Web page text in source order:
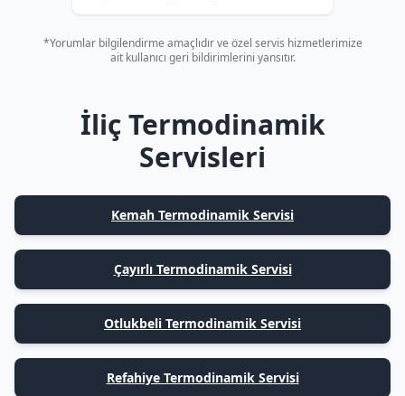
*Yorumlar bilgilendirme amaçlıdır ve özel servis hizmetlerimize
ait kullanıcı geri bildirimlerini yansıtır.
İliç Termodinamik
Servisleri
Kemah Termodinamik Servisi
Çayırlı Termodinamik Servisi
Otlukbeli Termodinamik Servisi
Refahiye Termodinamik Servisi